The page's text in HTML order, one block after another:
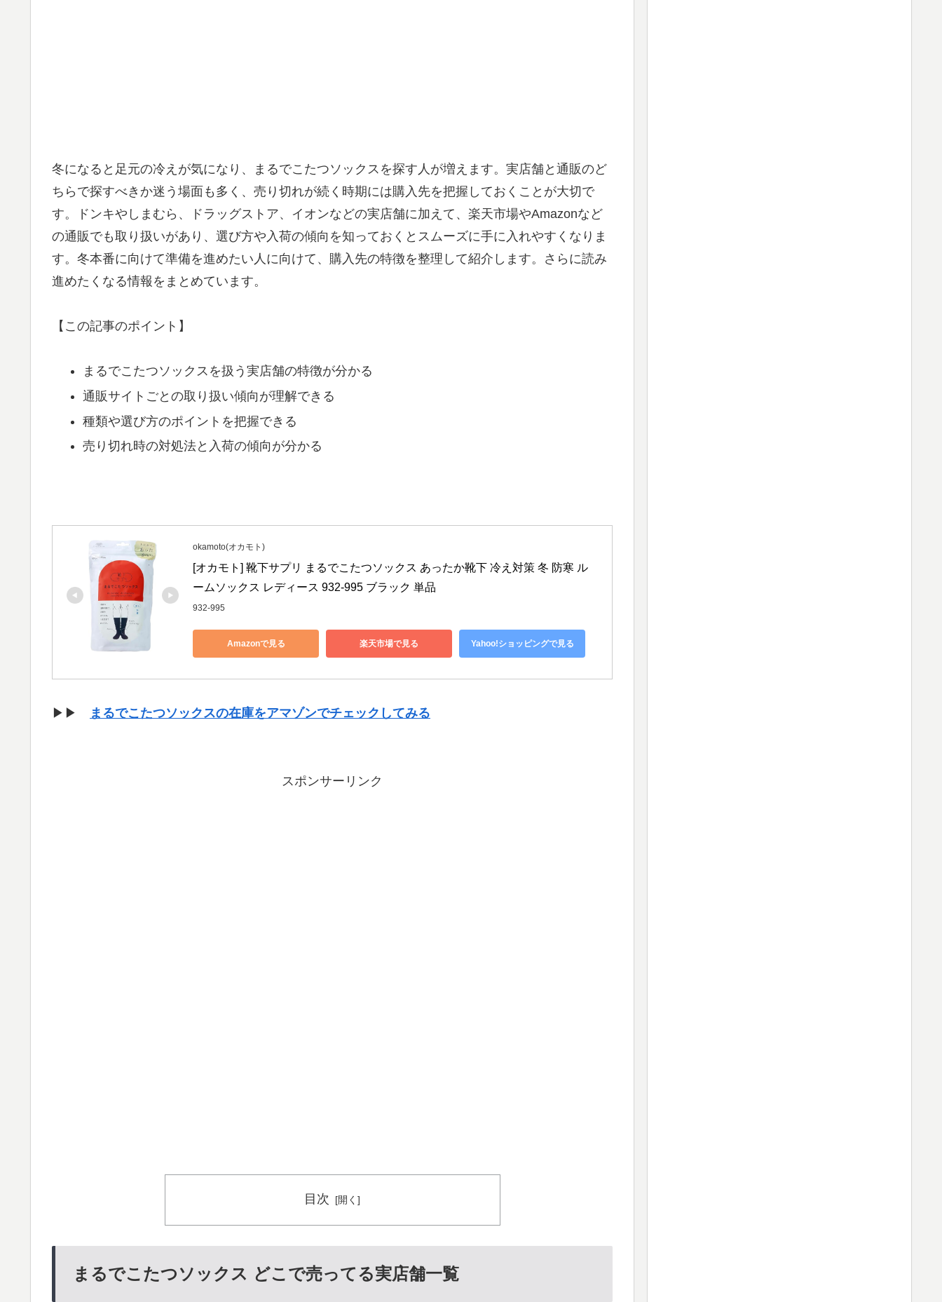
冬になると足元の冷えが気になり、まるでこたつソックスを探す人が増えます。実店舗と通販のど
ちらで探すべきか迷う場面も多く、売り切れが続く時期には購入先を把握しておくことが大切で
す。ドンキやしまむら、ドラッグストア、イオンなどの実店舗に加えて、楽天市場やAmazonなど
の通販でも取り扱いがあり、選び方や入荷の傾向を知っておくとスムーズに手に入れやすくなりま
す。冬本番に向けて準備を進めたい人に向けて、購入先の特徴を整理して紹介します。さらに読み
進めたくなる情報をまとめています。
【この記事のポイント】
まるでこたつソックスを扱う実店舗の特徴が分かる
通販サイトごとの取り扱い傾向が理解できる
種類や選び方のポイントを把握できる
売り切れ時の対処法と入荷の傾向が分かる
okamoto(オカモト)
[オカモト] 靴下サプリ まるでこたつソックス あったか靴下 冷え対策 冬 防寒 ル
ームソックス レディース 932-995 ブラック 単品
932-995
Amazonで見る 楽天市場で見る Yahoo!ショッピングで見る
▶▶ まるでこたつソックスの在庫をアマゾンでチェックしてみる
スポンサーリンク
目次
まるでこたつソックス どこで売ってる実店舗一覧